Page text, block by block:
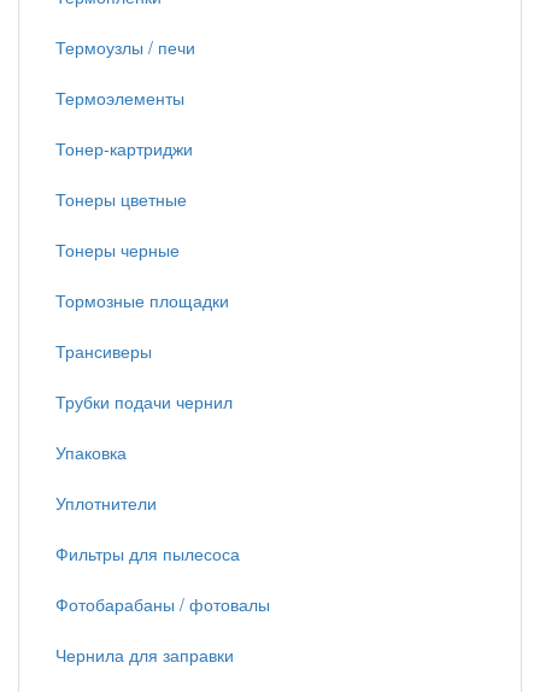
Термоузлы / печи
Термоэлементы
Тонер-картриджи
Тонеры цветные
Тонеры черные
Тормозные площадки
Трансиверы
Трубки подачи чернил
Упаковка
Уплотнители
Фильтры для пылесоса
Фотобарабаны / фотовалы
Чернила для заправки